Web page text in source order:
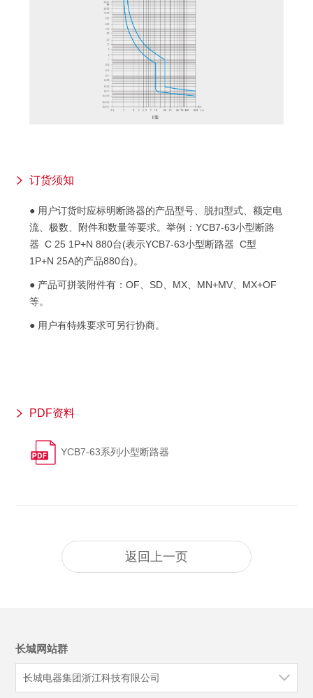
订货须知
● 用户订货时应标明断路器的产品型号、脱扣型式、额定电
流、极数、附件和数量等要求。举例：YCB7-63小型断路
器 C 25 1P+N 880台(表示YCB7-63小型断路器 C型
1P+N 25A的产品880台)。
● 产品可拼装附件有：OF、SD、MX、MN+MV、MX+OF
等。
● 用户有特殊要求可另行协商。
PDF资料
YCB7-63系列小型断路器
返回上一页
长城网站群
长城电器集团浙江科技有限公司